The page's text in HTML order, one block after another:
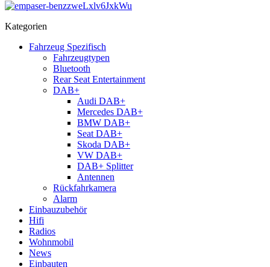
Kategorien
Fahrzeug Spezifisch
Fahrzeugtypen
Bluetooth
Rear Seat Entertainment
DAB+
Audi DAB+
Mercedes DAB+
BMW DAB+
Seat DAB+
Skoda DAB+
VW DAB+
DAB+ Splitter
Antennen
Rückfahrkamera
Alarm
Einbauzubehör
Hifi
Radios
Wohnmobil
News
Einbauten